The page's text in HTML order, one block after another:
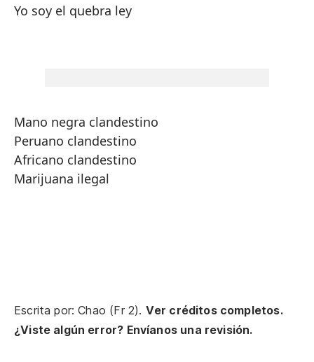
Yo soy el quebra ley
Mano negra clandestino
Peruano clandestino
Africano clandestino
Marijuana ilegal
Escrita por: Chao (Fr 2). Ver créditos completos.
¿Viste algún error? Envíanos una revisión.